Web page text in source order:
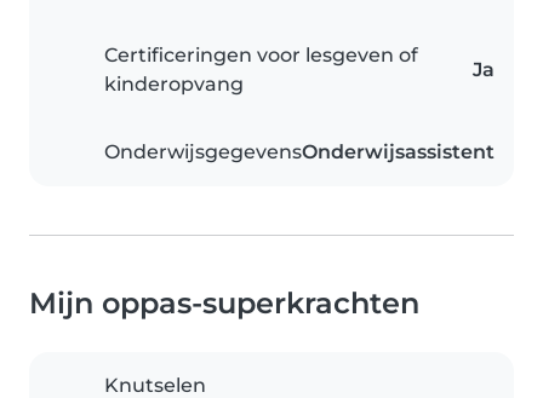
Certificeringen voor lesgeven of
kinderopvang
Ja
OnderwijsgegevensOnderwijsassistent
Mijn oppas-superkrachten
Knutselen